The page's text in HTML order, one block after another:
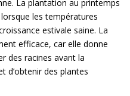
La plantation au printemps
les températures
estivale saine. La
efficace, car elle donne
des racines avant la
d’obtenir des plantes